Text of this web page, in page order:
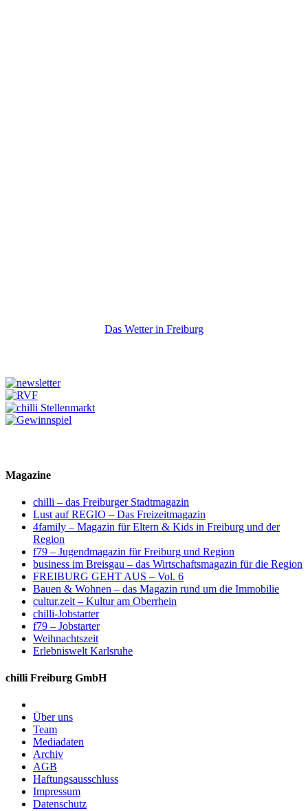
Das Wetter in Freiburg
Magazine
chilli – das Freiburger Stadtmagazin
Lust auf REGIO – Das Freizeitmagazin
4family – Magazin für Eltern & Kids in Freiburg und der
Region
f79 – Jugendmagazin für Freiburg und Region
business im Breisgau – das Wirtschaftsmagazin für die Region
FREIBURG GEHT AUS – Vol. 6
Bauen & Wohnen – das Magazin rund um die Immobilie
cultur.zeit – Kultur am Oberrhein
chilli-Jobstarter
f79 – Jobstarter
Weihnachtszeit
Erlebniswelt Karlsruhe
chilli Freiburg GmbH
Über uns
Team
Mediadaten
Archiv
AGB
Haftungsausschluss
Impressum
Datenschutz